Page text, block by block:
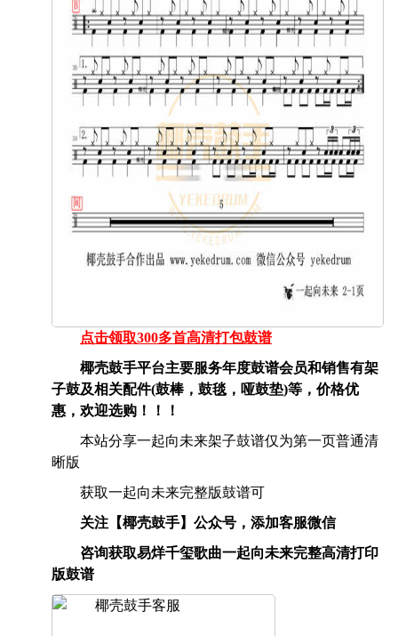
点击领取300多首高清打包鼓谱
椰壳鼓手平台主要服务年度鼓谱会员和销售有架
子鼓及相关配件(鼓棒，鼓毯，哑鼓垫)等，价格优
惠，欢迎选购！！！
本站分享一起向未来架子鼓谱仅为第一页普通清
晰版
获取一起向未来完整版鼓谱可
关注【椰壳鼓手】公众号，添加客服微信
咨询获取易烊千玺歌曲一起向未来完整高清打印
版鼓谱